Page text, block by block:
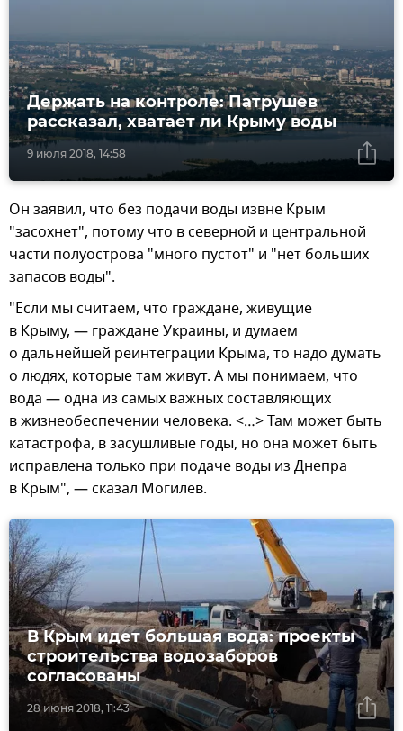
9 июля 2018, 14:58
Держать на контроле: Патрушев
рассказал, хватает ли Крыму воды
Он заявил, что без подачи воды извне Крым
"засохнет", потому что в северной и центральной
части полуострова "много пустот" и "нет больших
запасов воды".
"Если мы считаем, что граждане, живущие
в Крыму, — граждане Украины, и думаем
о дальнейшей реинтеграции Крыма, то надо думать
о людях, которые там живут. А мы понимаем, что
вода — одна из самых важных составляющих
в жизнеобеспечении человека. <…> Там может быть
катастрофа, в засушливые годы, но она может быть
исправлена только при подаче воды из Днепра
в Крым", — сказал Могилев.
28 июня 2018, 11:43
В Крым идет большая вода: проекты
строительства водозаборов
согласованы